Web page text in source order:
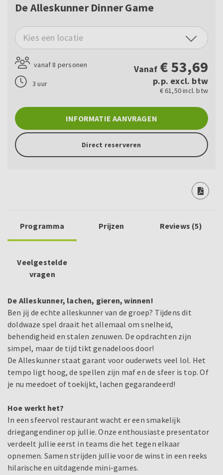
De Alleskunner Dinner Game
Kies een locatie
vanaf 8 personen
3 uur
Vanaf €53,69
p.p. excl. btw
€ 61,50 incl. btw
INFORMATIE AANVRAGEN
Direct reserveren
Programma Prijzen Reviews (5)
Veelgestelde
vragen
De Alleskunner, lachen, gieren, winnen!
Ben jij de echte alleskunner van de groep? Tijdens dit
doldwaze spel draait het allemaal om snelheid,
behendigheid en stalen zenuwen. De opdrachten zijn
simpel, maar de tijd tikt genadeloos door!
De Alleskunner staat garant voor ouderwets veel lol. Het
tempo ligt hoog, de spellen zijn maf en de sfeer is top. Of
je nu meedoet of toekijkt, lachen gegarandeerd!
Hoe werkt het?
In een sfeervol restaurant wacht er een smakelijk
driegangendiner op jullie. Onze enthousiaste presentator
verdeelt jullie eerst in teams die het tegen elkaar
opnemen. Samen strijden jullie voor de winst in een reeks
hilarische en uitdagende mini-games.